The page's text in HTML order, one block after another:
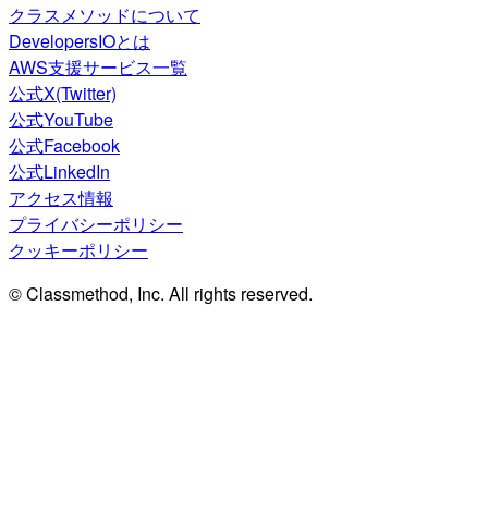
クラスメソッドについて
DevelopersIOとは
AWS支援サービス一覧
公式X(Twitter)
公式YouTube
公式Facebook
公式LinkedIn
アクセス情報
プライバシーポリシー
クッキーポリシー
© Classmethod, Inc. All rights reserved.